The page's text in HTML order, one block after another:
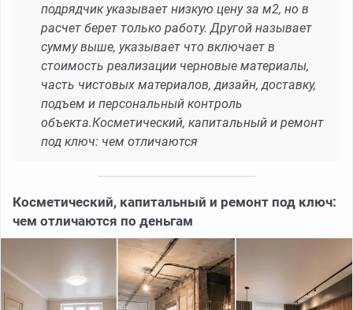
подрядчик указывает низкую цену за м2, но в
расчет берет только работу. Другой называет
сумму выше, указывает что включает в
стоимость реализации черновые материалы,
часть чистовых материалов, дизайн, доставку,
подъем и персональный контроль
объекта.Косметический, капитальный и ремонт
под ключ: чем отличаются
Косметический, капитальный и ремонт под ключ:
чем отличаются по деньгам